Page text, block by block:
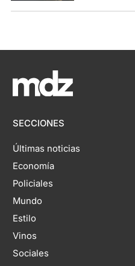
SECCIONES
Últimas noticias
Economía
Policiales
Mundo
Estilo
Vinos
Sociales